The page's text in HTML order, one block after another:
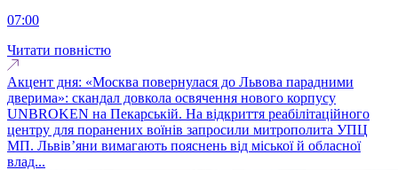
07:00
Читати повністю
Акцент дня: «Москва повернулася до Львова парадними
дверима»: скандал довкола освячення нового корпусу
UNBROKEN на Пекарській. На відкриття реабілітаційного
центру для поранених воїнів запросили митрополита УПЦ
МП. Львів’яни вимагають пояснень від міської й обласної
влад...